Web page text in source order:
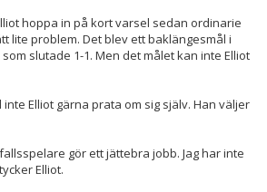
hoppa in på kort varsel sedan ordinarie
lite problem. Det blev ett baklängesmål i
slutade 1-1. Men det målet kan inte Elliot
Elliot gärna prata om sig själv. Han väljer
gör ett jättebra jobb. Jag har inte
Elliot.